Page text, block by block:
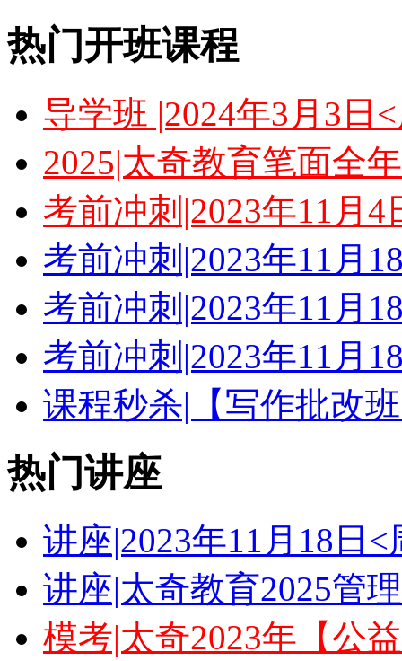
热门开班课程
导学班 |2024年3月3日
2025|太奇教育笔面全
考前冲刺|2023年11月
考前冲刺|2023年11月
考前冲刺|2023年11月
考前冲刺|2023年11月
课程秒杀|【写作批改
热门讲座
讲座|2023年11月18日
讲座|太奇教育2025管
模考|太奇2023年【公